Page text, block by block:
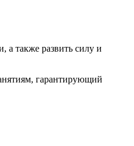
а также развить силу и
гарантирующий